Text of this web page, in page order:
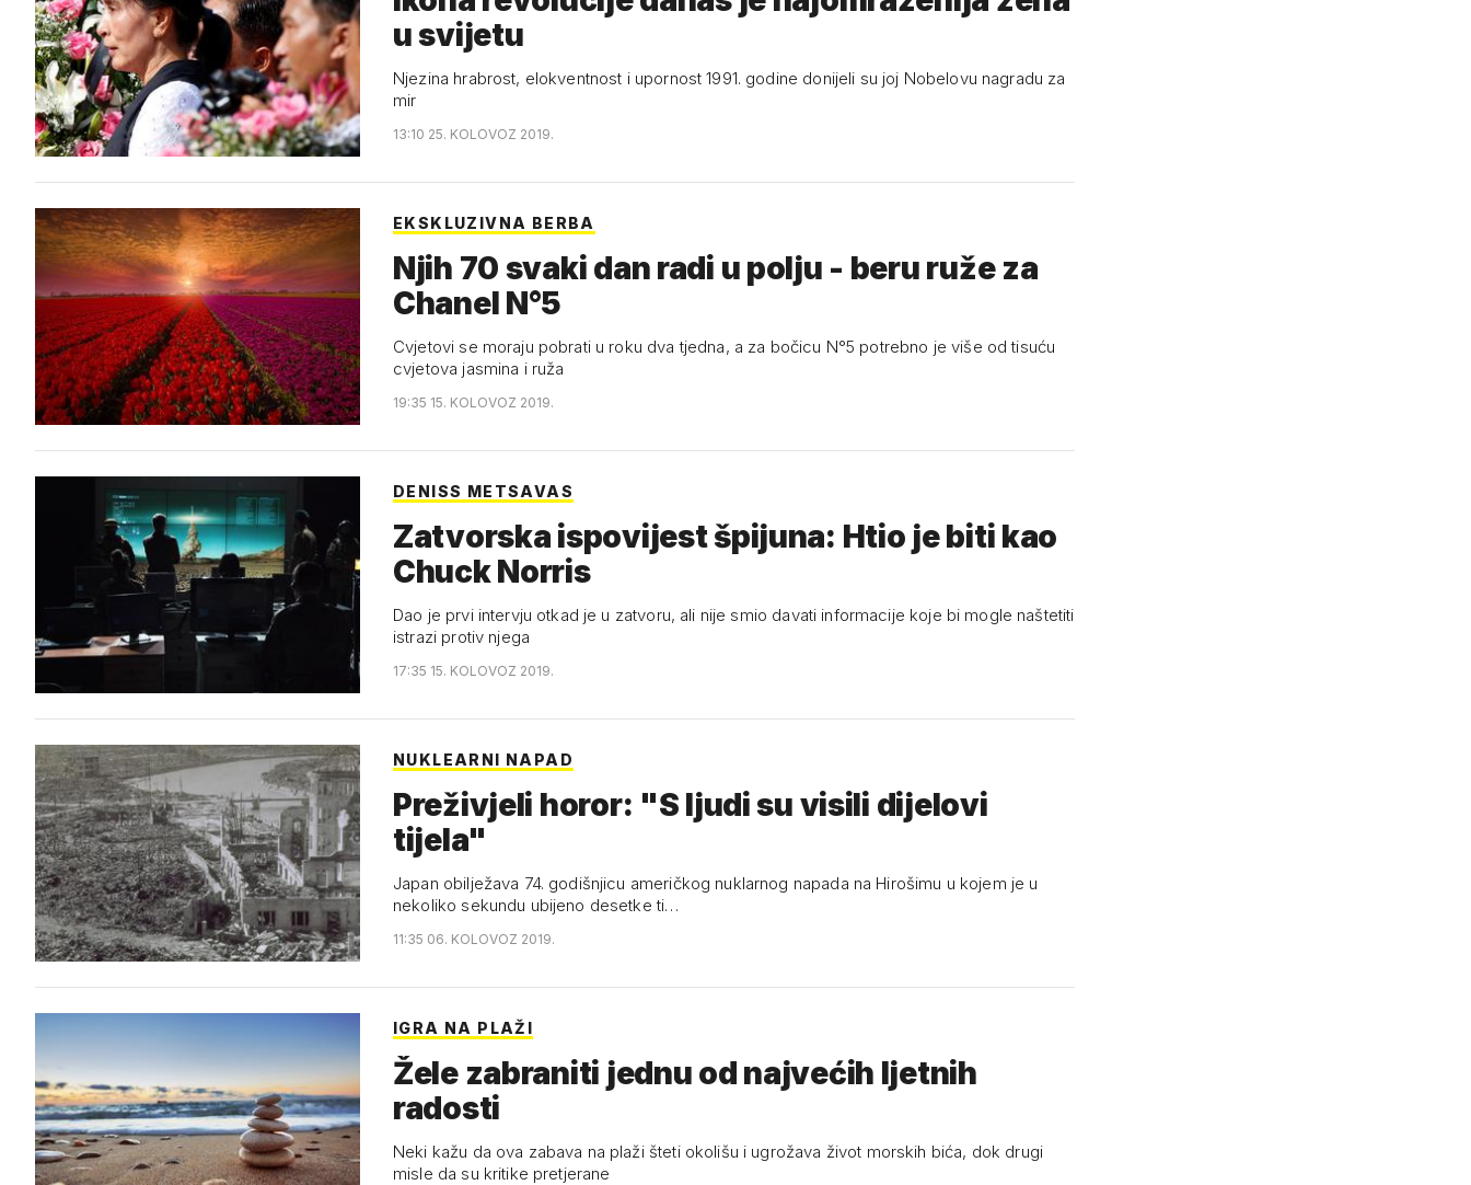
u svijetu
Njezina hrabrost, elokventnost i upornost 1991. godine donijeli su joj Nobelovu nagradu za
mir
13:10 25. KOLOVOZ 2019.
EKSKLUZIVNA BERBA
Njih 70 svaki dan radi u polju - beru ruže za
Chanel N°5
Cvjetovi se moraju pobrati u roku dva tjedna, a za bočicu N°5 potrebno je više od tisuću
cvjetova jasmina i ruža
19:35 15. KOLOVOZ 2019.
DENISS METSAVAS
Zatvorska ispovijest špijuna: Htio je biti kao
Chuck Norris
Dao je prvi intervju otkad je u zatvoru, ali nije smio davati informacije koje bi mogle naštetiti
istrazi protiv njega
17:35 15. KOLOVOZ 2019.
NUKLEARNI NAPAD
Preživjeli horor: "S ljudi su visili dijelovi
tijela"
Japan obilježava 74. godišnjicu američkog nuklarnog napada na Hirošimu u kojem je u
nekoliko sekundu ubijeno desetke ti…
11:35 06. KOLOVOZ 2019.
IGRA NA PLAŽI
Žele zabraniti jednu od najvećih ljetnih
radosti
Neki kažu da ova zabava na plaži šteti okolišu i ugrožava život morskih bića, dok drugi
misle da su kritike pretjerane